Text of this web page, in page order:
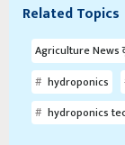
Related Topics
Agriculture News
hydroponics
hydroponics